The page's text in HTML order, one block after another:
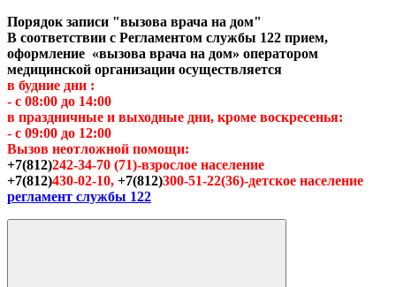
Порядок записи "вызова врача на дом"
В соответствии с Регламентом службы 122 прием,
оформление «вызова врача на дом» оператором
медицинской организации осуществляется
в будние дни :
- с 08:00 до 14:00
в праздничные и выходные дни, кроме воскресенья:
- с 09:00 до 12:00
Вызов неотложной помощи:
+7(812)242-34-70 (71)-взрослое население
+7(812)430-02-10, +7(812)300-51-22(36)-детское население
регламент службы 122